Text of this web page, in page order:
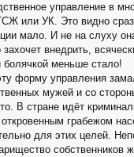
управление в
или УК. Это видно
мало. И не на слуху
захочет внедрить,
болячкой меньше стало!
форму управления
мужей и со
В стране идёт
откровенным грабежом
для этих целей.
собственников